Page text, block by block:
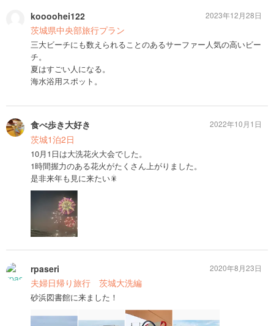
koooohei122
茨城県中央部旅行プラン
三大ビーチにも数えられることのあるサーファー人気の高いビー
チ。
夏はすごい人になる。
海水浴用スポット。
2023年12月28日
食べ歩き大好き
茨城1泊2日
10月1日は大洗花火大会でした。
1時間握力のある花火がたくさん上がりました。
是非来年も見に来たい🎇
2022年10月1日
rpaseri
夫婦日帰り旅行 茨城大洗編
砂浜図書館に来ました！
2020年8月23日